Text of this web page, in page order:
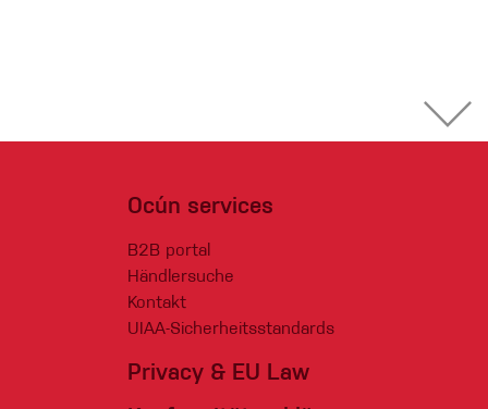
Ocún services
B2B portal
Händlersuche
Kontakt
UIAA-Sicherheitsstandards
Privacy & EU Law